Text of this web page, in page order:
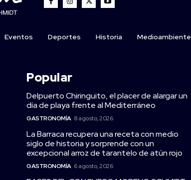
Eventos Deportes Historia Medioambiente
Popular
Delpuerto Chiringuito, el placer de alargar un
día de playa frente al Mediterráneo
GASTRONOMÍA 8 agosto, 2026
La Barraca recupera una receta con medio
siglo de historia y sorprende con un
excepcional arroz de tarantelo de atún rojo
GASTRONOMÍA 6 agosto, 2026